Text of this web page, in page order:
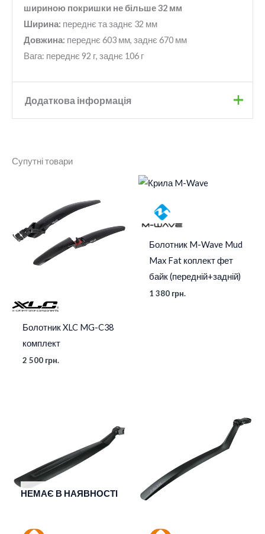
шириною покришки не більше 32 мм
Ширина: переднє та заднє 32 мм
Довжина: переднє 603 мм, заднє 670 мм
Вага: переднє 92 г, заднє 106 г
Додаткова інформація
Колір
Супутні товари
Болотник XLC MG-C38
комплект
2 500 грн.
Болотник M-Wave Mud
Max Fat коплект фет
байк (передній+задній)
1 380 грн.
НЕМАЄ В НАЯВНОСТІ